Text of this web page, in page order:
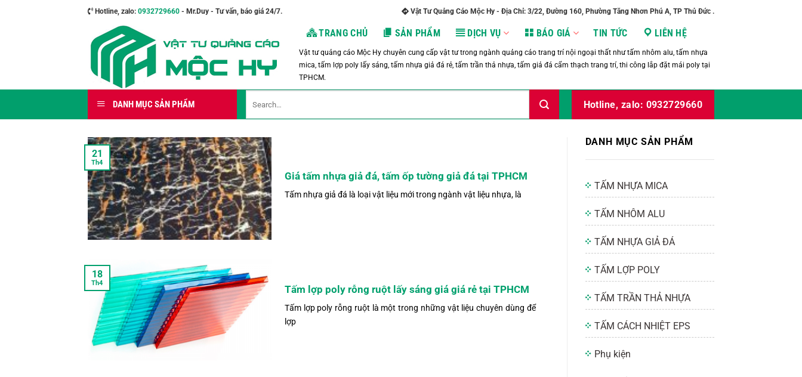
Hotline, zalo: 0932729660 - Mr.Duy - Tư vấn, báo giá 24/7. Vật Tư Quảng Cáo Mộc Hy - Địa Chỉ: 3/22, Đường 160, Phường Tăng Nhơn Phú A, TP Thủ Đức .
TRANG CHỦ SẢN PHẨM DỊCH VỤ BÁO GIÁ TIN TỨC LIÊN HỆ
Vật tư quảng cáo Mộc Hy chuyên cung cấp vật tư trong ngành quảng cáo trang trí nội ngoại thất như tấm nhôm alu, tấm nhựa
mica, tấm lợp poly lấy sáng, tấm nhựa giả đá rẻ, tấm trần thả nhựa, tấm giả đá cẩm thạch trang trí, thi công lắp đặt mái poly tại
TPHCM.
DANH MỤC SẢN PHẨM
for:
Hotline, zalo: 0932729660
Giá tấm nhựa giả đá, tấm ốp tường giả đá tại TPHCM
Tấm nhựa giả đá là loại vật liệu mới trong ngành vật liệu nhựa, là
21
Th4
Tấm lợp poly rỗng ruột lấy sáng giá giá rẻ tại TPHCM
Tấm lợp poly rỗng ruột là một trong những vật liệu chuyên dùng để
lợp
18
Th4
DANH MỤC SẢN PHẨM
TẤM NHỰA MICA
TẤM NHÔM ALU
TẤM NHỰA GIẢ ĐÁ
TẤM LỢP POLY
TẤM TRẦN THẢ NHỰA
TẤM CÁCH NHIỆT EPS
Phụ kiện